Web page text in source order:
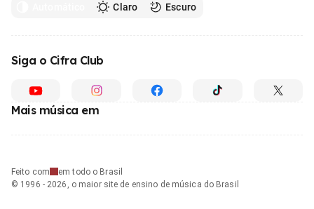
Claro Escuro
Siga o Cifra Club
Mais música em
Feito com
em todo o Brasil
© 1996 - 2026, o maior site de ensino de música do Brasil